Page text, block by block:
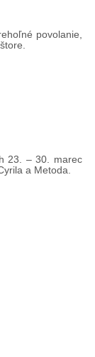
povolanie,
23. – 30. marec
a Metoda.